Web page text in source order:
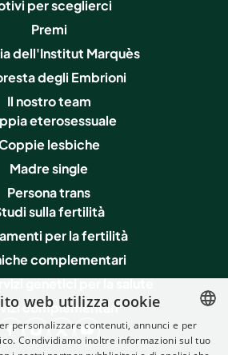
per sceglierci
Premi
dell'Institut Marquès
degli Embrioni
Il nostro team
eterosessuale
lesbiche
Madre single
Persona trans
sulla fertilità
per la fertilità
complementari
genetici per la salute
complementari
SPANISH
web utilizza cookie
personalizzare contenuti, annunci e per
Condividiamo inoltre informazioni sul tuo